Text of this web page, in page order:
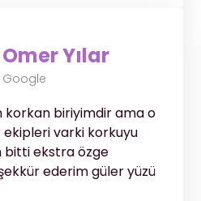
Omer Yılar
Google
korkan biriyimdir ama o
varki korkuyu
bitti ekstra özge
ederim güler yüzü